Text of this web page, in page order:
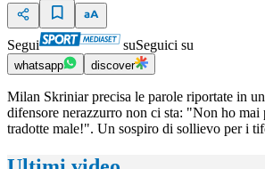
Segui suSeguici su
whatsapp discover
Milan Skriniar precisa le parole riportate in
difensore nerazzurro non ci sta: "Non ho
tradotte male!". Un sospiro di sollievo per i